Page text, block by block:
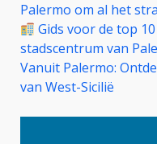
Palermo om al het
Gids voor de top
stadscentrum van
Vanuit Palermo:
van West-Sicilië